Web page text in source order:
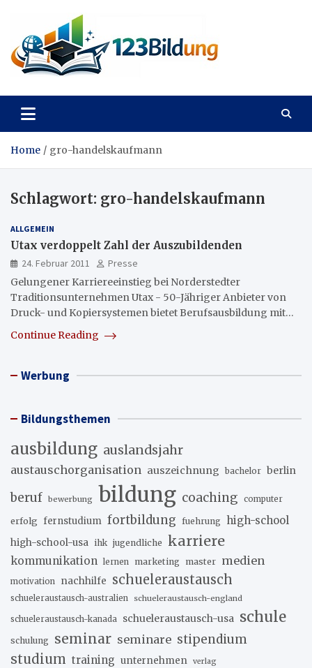
content
123Bildung
Home gro-handelskaufmann
Schlagwort: gro-handelskaufmann
ALLGEMEIN
Utax verdoppelt Zahl der Auszubildenden
24. Februar 2011
Presse
Gelungener Karriereeinstieg bei Norderstedter
Traditionsunternehmen Utax - 50-Jähriger Anbieter von
Druck- und Kopiersystemen bietet Berufsausbildung mit…
Continue Reading
Werbung
Bildungsthemen
ausbildung auslandsjahr
austauschorganisation auszeichnung bachelor berlin
beruf bewerbung bildung coaching computer
erfolg fernstudium fortbildung fuehrung high-school
high-school-usa ihk jugendliche karriere
kommunikation lernen marketing master medien
motivation nachhilfe schueleraustausch
schueleraustausch-australien schueleraustausch-england
schueleraustausch-kanada schueleraustausch-usa schule
schulung seminar seminare stipendium
studium training unternehmen verlag